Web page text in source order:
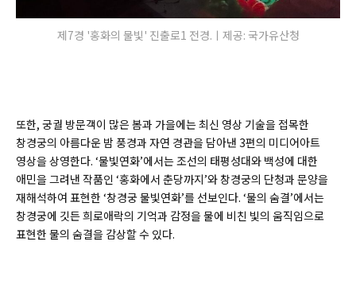
제7경 '홍화의 물빛' 진출로1 전경.ㅣ제공: 국가유산청
또한, 궁궐 방문객이 많은 봄과 가을에는 최신 영상 기술을 접목한
창경궁의 아름다운 밤 풍경과 자연 경관을 담아낸 3편의 미디어아트
영상을 상영한다. ‘물빛연화’에서는 조선의 태평성대와 백성에 대한
애민을 그려낸 작품인 ‘홍화에서 춘당까지’와 창경궁의 단청과 문양을
재해석하여 표현한 ‘창경궁 물빛연화’를 선보인다. ‘물의 숨결’에서는
창경궁에 깃든 희로애락의 기억과 감정을 물에 비친 빛의 움직임으로
표현한 물의 숨결을 감상할 수 있다.